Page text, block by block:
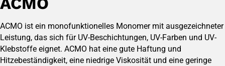
ACMO ist ein monofunktionelles Monomer mit ausgezeichneter
Leistung, das sich für UV-Beschichtungen, UV-Farben und UV-
Klebstoffe eignet. ACMO hat eine gute Haftung und
Hitzebeständigkeit, eine niedrige Viskosität und eine geringe